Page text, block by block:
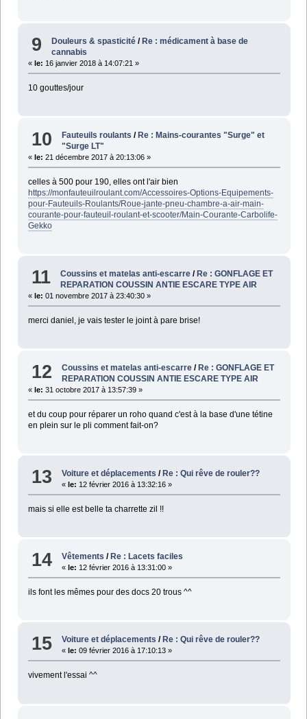
9 Douleurs & spasticité /Re : médicament à base de
cannabis
« le: 16 janvier 2018 à 14:07:21 »
10 gouttes/jour
10 Fauteuils roulants / Re : Mains-courantes "Surge" et
"Surge LT"
« le: 21 décembre 2017 à 20:13:06 »
celles à 500 pour 190, elles ont l'air bien
https://monfauteuilroulant.com/Accessoires-Options-Equipements-
pour-Fauteuils-Roulants/Roue-jante-pneu-chambre-a-air-main-
courante-pour-fauteuil-roulant-et-scooter/Main-Courante-Carbolife-
Gekko
11 Coussins et matelas anti-escarre /Re : GONFLAGE ET
REPARATION COUSSIN ANTIE ESCARE TYPE AIR
« le: 01 novembre 2017 à 23:40:30 »
merci daniel, je vais tester le joint à pare brise!
12 Coussins et matelas anti-escarre / Re : GONFLAGE ET
REPARATION COUSSIN ANTIE ESCARE TYPE AIR
« le: 31 octobre 2017 à 13:57:39 »
et du coup pour réparer un roho quand c'est à la base d'une tétine
en plein sur le pli comment fait-on?
13 Voiture et déplacements /Re : Qui rêve de rouler??
«le: 12 février 2016 à 13:32:16 »
mais si elle est belle ta charrette zil !!
14 Vêtements / Re : Lacets faciles
«le: 12 février 2016 à 13:31:00 »
ils font les mêmes pour des docs 20 trous ^^
15 Voiture et déplacements / Re : Qui rêve de rouler??
« le: 09 février 2016 à 17:10:13 »
vivement l'essai ^^